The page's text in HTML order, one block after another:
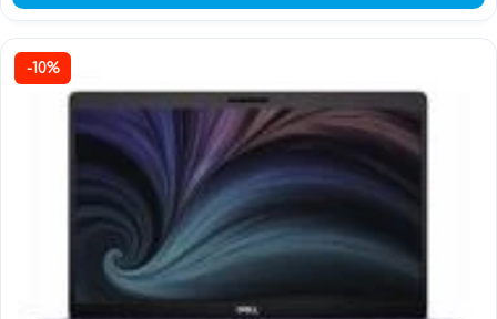
-10%